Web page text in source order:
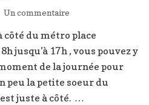
Un commentaire
Ravigote
côté du métro place
jusqu’à 17h , vous pouvez y
de la journée pour
peu la petite soeur du
juste à côté. …